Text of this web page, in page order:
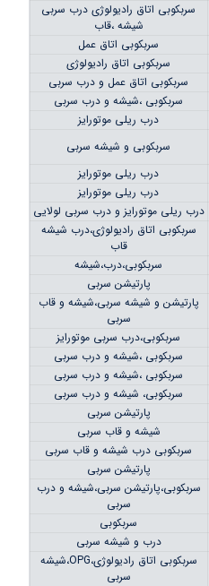
سربکوبی اتاق رادیولوژی درب سربی
شیشه ،قاب
سربکوبی اتاق عمل
سربکوبی اتاق رادیولوژی
سربکوبی اتاق عمل و درب سربی
سربکوبی ،شیشه و درب سربی
درب ریلی موتورایز
سربکوبی و شیشه سربی
درب ریلی موتورایز
درب ریلی موتورایز
درب ریلی موتورایز و درب سربی لولایی
سربکوبی اتاق رادیولوژی،درب شیشه
قاب
سربکوبی،درب،شیشه
پارتیشن سربی
پارتیشن و شیشه سربی،شیشه و قاب
سربی
سربکوبی،درب سربی موتورایز
سربکوبی ،شیشه و درب سربی
سربکوبی ،شیشه و درب سربی
سربکوبی، شیشه و درب سربی
پارتیشن سربی
شیشه و قاب سربی
سربکوبی درب شیشه و قاب سربی
پارتیشن سربی
سربکوبی،پارتیشن سربی،شیشه و درب
سربی
سربکوبی
درب و شیشه سربی
سربکوبی اتاق رادیولوژی،OPG،شیشه
سربی